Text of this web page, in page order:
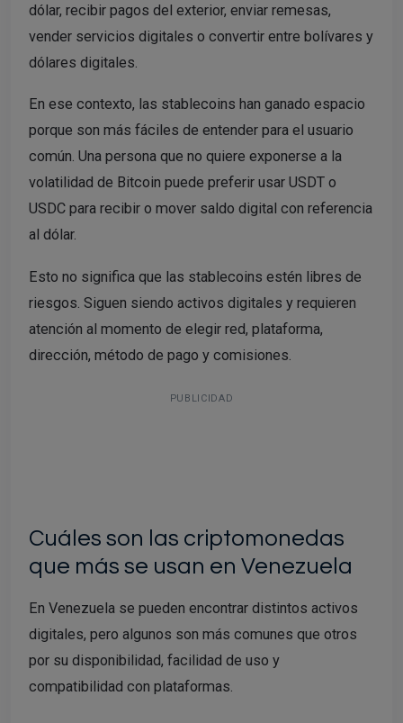
dólar, recibir pagos del exterior, enviar remesas,
vender servicios digitales o convertir entre bolívares y
dólares digitales.
En ese contexto, las stablecoins han ganado espacio
porque son más fáciles de entender para el usuario
común. Una persona que no quiere exponerse a la
volatilidad de Bitcoin puede preferir usar USDT o
USDC para recibir o mover saldo digital con referencia
al dólar.
Esto no significa que las stablecoins estén libres de
riesgos. Siguen siendo activos digitales y requieren
atención al momento de elegir red, plataforma,
dirección, método de pago y comisiones.
PUBLICIDAD
Cuáles son las criptomonedas
que más se usan en Venezuela
En Venezuela se pueden encontrar distintos activos
digitales, pero algunos son más comunes que otros
por su disponibilidad, facilidad de uso y
compatibilidad con plataformas.